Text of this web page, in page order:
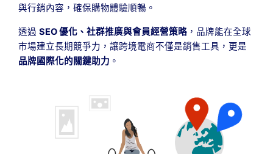
與行銷內容，確保購物體驗順暢。
透過 SEO 優化、社群推廣與會員經營策略 ，品牌能在全球
市場建立長期競爭力，讓跨境電商不僅是銷售工具，更是
品牌國際化的關鍵助力 。